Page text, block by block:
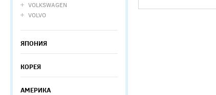
VOLKSWAGEN
VOLVO
ЯПОНИЯ
КОРЕЯ
АМЕРИКА